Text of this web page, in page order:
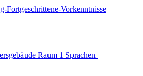
Fortgeschrittene-Vorkenntnisse
Raum 1 Sprachen